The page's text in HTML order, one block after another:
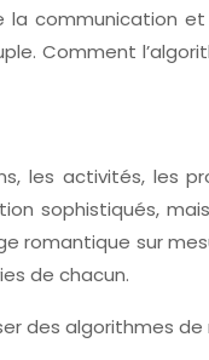
communication et
Comment
les activités, les
sophistiqués,
romantique sur
de chacun.
des algorithmes